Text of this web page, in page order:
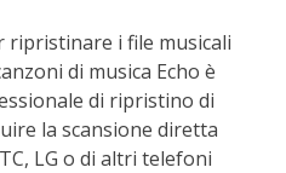
ripristinare i file musicali
di musica Echo è
di ripristino di
la scansione diretta
LG o di altri telefoni